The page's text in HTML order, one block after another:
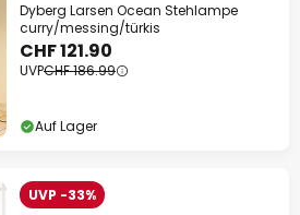
Dyberg Larsen Ocean Stehlampe
curry/messing/türkis
CHF 121.90
UVPCHF 186.99
Auf Lager
UVP -33%